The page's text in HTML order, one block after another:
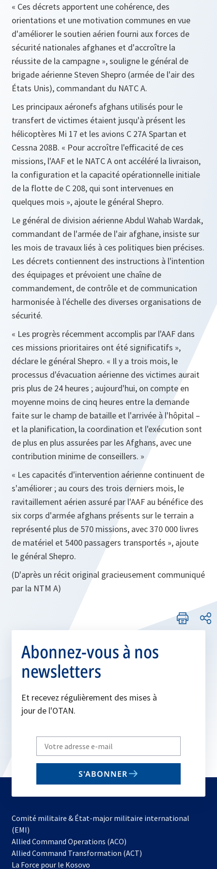
« Ces décrets apportent une cohérence, des
orientations et une motivation communes en vue
d'améliorer le soutien aérien fourni aux forces de
sécurité nationales afghanes et d'accroître la
réussite de la campagne », souligne le général de
brigade aérienne Steven Shepro (armée de l'air des
États Unis), commandant du NATC A.
Les principaux aéronefs afghans utilisés pour le
transfert de victimes étaient jusqu'à présent les
hélicoptères Mi 17 et les avions C 27A Spartan et
Cessna 208B. « Pour accroître l'efficacité de ces
missions, l'AAF et le NATC A ont accéléré la livraison,
la configuration et la capacité opérationnelle initiale
de la flotte de C 208, qui sont intervenues en
quelques mois », ajoute le général Shepro.
Le général de division aérienne Abdul Wahab Wardak,
commandant de l'armée de l'air afghane, insiste sur
les mois de travaux liés à ces politiques bien précises.
Les décrets contiennent des instructions à l'intention
des équipages et prévoient une chaîne de
commandement, de contrôle et de communication
harmonisée à l'échelle des diverses organisations de
sécurité.
« Les progrès récemment accomplis par l'AAF dans
ces missions prioritaires ont été significatifs »,
déclare le général Shepro. « Il y a trois mois, le
processus d'évacuation aérienne des victimes aurait
pris plus de 24 heures ; aujourd'hui, on compte en
moyenne moins de cinq heures entre la demande
faite sur le champ de bataille et l'arrivée à l'hôpital –
et la planification, la coordination et l'exécution sont
de plus en plus assurées par les Afghans, avec une
contribution minime de conseillers. »
« Les capacités d'intervention aérienne continuent de
s'améliorer ; au cours des trois derniers mois, le
ravitaillement aérien assuré par l'AAF au bénéfice des
six corps d'armée afghans présents sur le terrain a
représenté plus de 570 missions, avec 370 000 livres
de matériel et 5400 passagers transportés », ajoute
le général Shepro.
(D'après un récit original gracieusement communiqué
par la NTM A)
Abonnez-vous à nos
newsletters
Et recevez régulièrement des mises à
jour de l'OTAN.
Write
your
email
S'ABONNER
Comité militaire & État-major militaire international
(EMI)
Allied Command Operations (ACO)
dans
Allied Command Transformation (ACT)
La Force pour le Kosovo